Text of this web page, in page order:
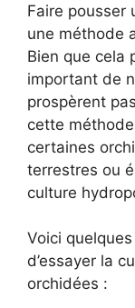
Faire pousser
une méthode
Bien que cela
important de
prospèrent
cette
certaines
terrestres ou
culture
Voici
d’essayer la
orchidées :